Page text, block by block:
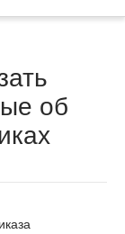
об